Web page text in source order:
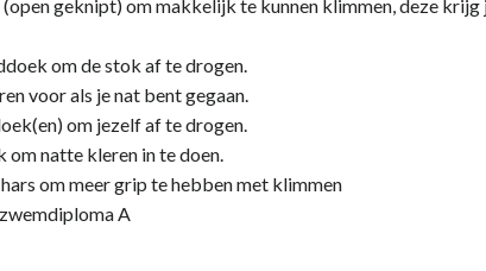
geknipt) om makkelijk te kunnen klimmen, deze krijg
om de stok af te drogen.
voor als je nat bent gegaan.
om jezelf af te drogen.
om natte kleren in te doen.
om meer grip te hebben met klimmen
A